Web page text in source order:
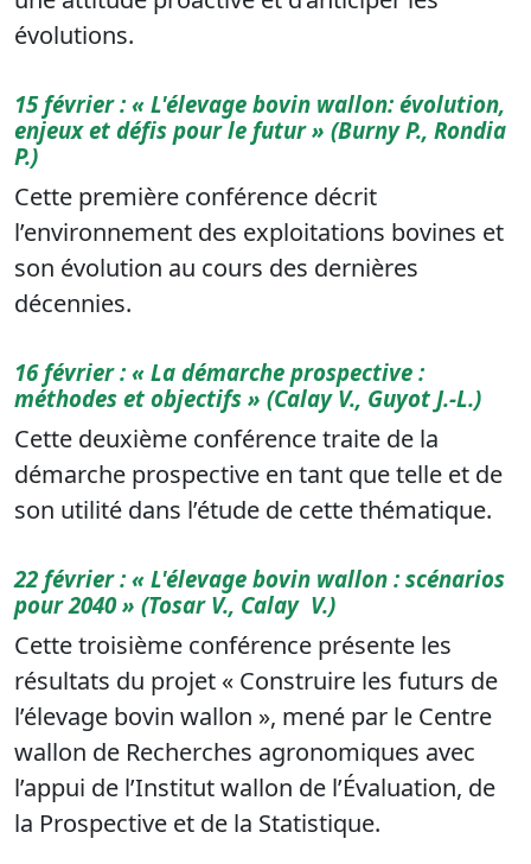
évolutions.
15 février : « L'élevage bovin wallon: évolution,
enjeux et défis pour le futur » (Burny P., Rondia
P.)
Cette première conférence décrit
l’environnement des exploitations bovines et
son évolution au cours des dernières
décennies.
16 février : « La démarche prospective :
méthodes et objectifs » (Calay V., Guyot J.-L.)
Cette deuxième conférence traite de la
démarche prospective en tant que telle et de
son utilité dans l’étude de cette thématique.
22 février : « L'élevage bovin wallon : scénarios
pour 2040 » (Tosar V., Calay V.)
Cette troisième conférence présente les
résultats du projet « Construire les futurs de
l’élevage bovin wallon », mené par le Centre
wallon de Recherches agronomiques avec
l’appui de l’Institut wallon de l’Évaluation, de
la Prospective et de la Statistique.